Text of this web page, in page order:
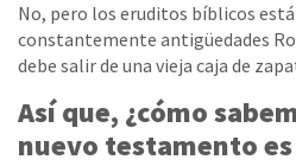
No, pero los eruditos bíblicos
constantemente antigüedades
debe salir de una vieja caja de
Así que, ¿cómo
nuevo testamento